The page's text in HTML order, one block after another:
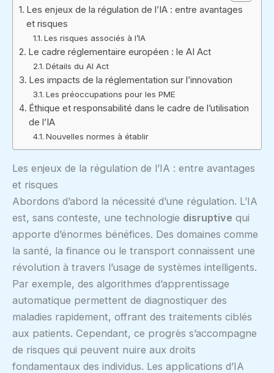
Les enjeux de la régulation de l’IA : entre avantages
et risques
Les risques associés à l’IA
Le cadre réglementaire européen : le AI Act
Détails du AI Act
Les impacts de la réglementation sur l’innovation
Les préoccupations pour les PME
Éthique et responsabilité dans le cadre de l’utilisation
de l’IA
Nouvelles normes à établir
Les enjeux de la régulation de l’IA : entre avantages
et risques
Abordons d’abord la nécessité d’une régulation. L’IA
est, sans conteste, une technologie disruptive qui
apporte d’énormes bénéfices. Des domaines comme
la santé, la finance ou le transport connaissent une
révolution à travers l’usage de systèmes intelligents.
Par exemple, des algorithmes d’apprentissage
automatique permettent de diagnostiquer des
maladies rapidement, offrant des traitements ciblés
aux patients. Cependant, ce progrès s’accompagne
de risques qui peuvent nuire aux droits
fondamentaux des individus. Les applications d’IA